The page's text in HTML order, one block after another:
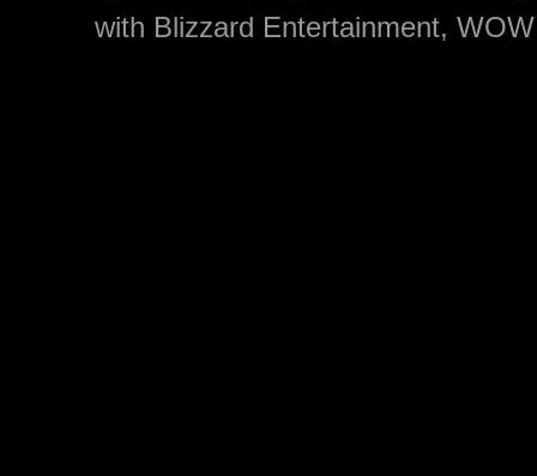
with Blizzard Entertainment,